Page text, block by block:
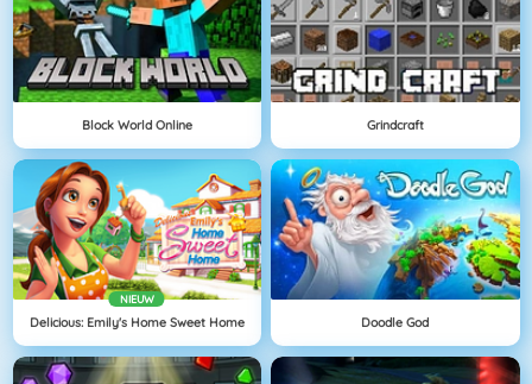
Block World Online Grindcraft
NIEUW
Delicious: Emily's Home Sweet Home Doodle God